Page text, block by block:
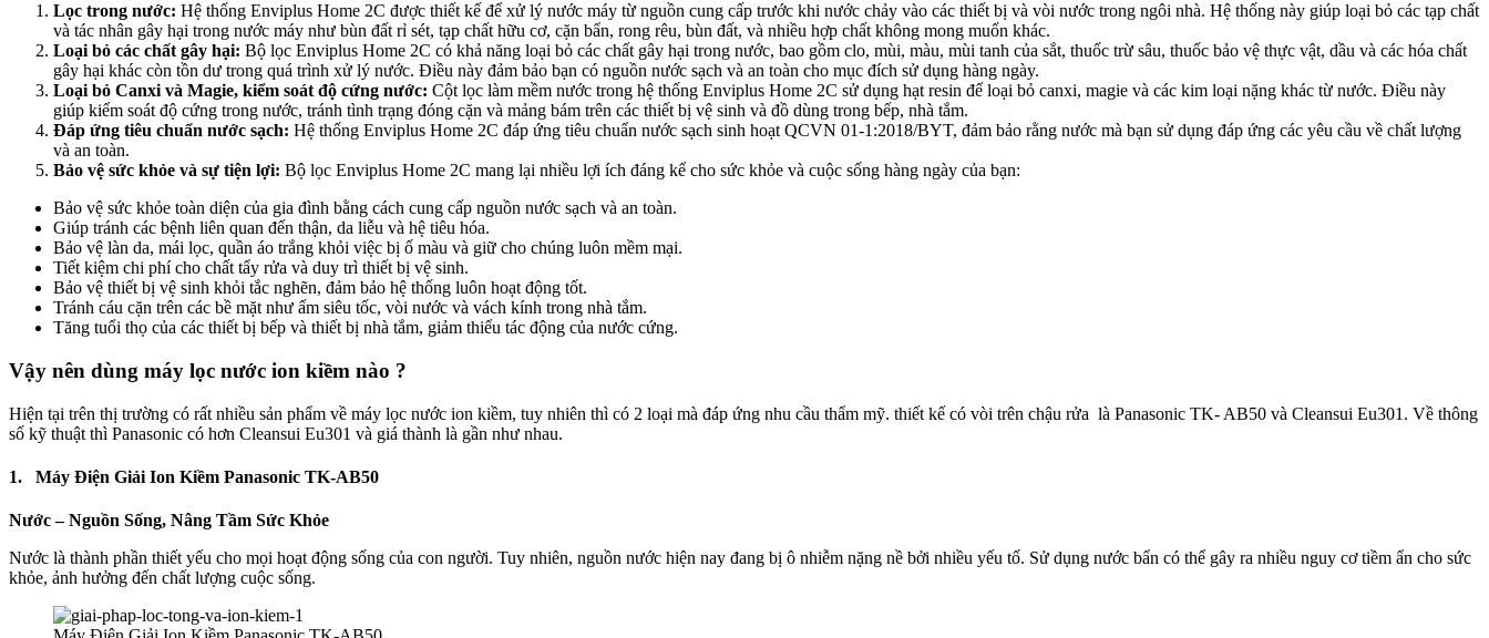
Lọc trong nước: Hệ thống Enviplus Home 2C được thiết kế để xử lý nước máy từ nguồn cung cấp trước khi nước chảy vào các thiết bị và vòi nước trong ngôi nhà. Hệ thống này giúp loại bỏ các tạp chất
và tác nhân gây hại trong nước máy như bùn đất rỉ sét, tạp chất hữu cơ, cặn bẩn, rong rêu, bùn đất, và nhiều hợp chất không mong muốn khác.
Loại bỏ các chất gây hại: Bộ lọc Enviplus Home 2C có khả năng loại bỏ các chất gây hại trong nước, bao gồm clo, mùi, màu, mùi tanh của sắt, thuốc trừ sâu, thuốc bảo vệ thực vật, dầu và các hóa chất
gây hại khác còn tồn dư trong quá trình xử lý nước. Điều này đảm bảo bạn có nguồn nước sạch và an toàn cho mục đích sử dụng hàng ngày.
Loại bỏ Canxi và Magie, kiểm soát độ cứng nước: Cột lọc làm mềm nước trong hệ thống Enviplus Home 2C sử dụng hạt resin để loại bỏ canxi, magie và các kim loại nặng khác từ nước. Điều này
giúp kiểm soát độ cứng trong nước, tránh tình trạng đóng cặn và mảng bám trên các thiết bị vệ sinh và đồ dùng trong bếp, nhà tắm.
Đáp ứng tiêu chuẩn nước sạch: Hệ thống Enviplus Home 2C đáp ứng tiêu chuẩn nước sạch sinh hoạt QCVN 01-1:2018/BYT, đảm bảo rằng nước mà bạn sử dụng đáp ứng các yêu cầu về chất lượng
và an toàn.
Bảo vệ sức khỏe và sự tiện lợi: Bộ lọc Enviplus Home 2C mang lại nhiều lợi ích đáng kể cho sức khỏe và cuộc sống hàng ngày của bạn:
Bảo vệ sức khỏe toàn diện của gia đình bằng cách cung cấp nguồn nước sạch và an toàn.
Giúp tránh các bệnh liên quan đến thận, da liễu và hệ tiêu hóa.
Bảo vệ làn da, mái lọc, quần áo trắng khỏi việc bị ố màu và giữ cho chúng luôn mềm mại.
Tiết kiệm chi phí cho chất tẩy rửa và duy trì thiết bị vệ sinh.
Bảo vệ thiết bị vệ sinh khỏi tắc nghẽn, đảm bảo hệ thống luôn hoạt động tốt.
Tránh cáu cặn trên các bề mặt như ấm siêu tốc, vòi nước và vách kính trong nhà tắm.
Tăng tuổi thọ của các thiết bị bếp và thiết bị nhà tắm, giảm thiểu tác động của nước cứng.
Vậy nên dùng máy lọc nước ion kiềm nào ?
Hiện tại trên thị trường có rất nhiều sản phẩm về máy lọc nước ion kiềm, tuy nhiên thì có 2 loại mà đáp ứng nhu cầu thẩm mỹ. thiết kế có vòi trên chậu rửa là Panasonic TK- AB50 và Cleansui Eu301. Về thông
số kỹ thuật thì Panasonic có hơn Cleansui Eu301 và giá thành là gần như nhau.
1. Máy Điện Giải Ion Kiềm Panasonic TK-AB50
Nước – Nguồn Sống, Nâng Tầm Sức Khỏe
Nước là thành phần thiết yếu cho mọi hoạt động sống của con người. Tuy nhiên, nguồn nước hiện nay đang bị ô nhiễm nặng nề bởi nhiều yếu tố. Sử dụng nước bẩn có thể gây ra nhiều nguy cơ tiềm ẩn cho sức
khỏe, ảnh hưởng đến chất lượng cuộc sống.